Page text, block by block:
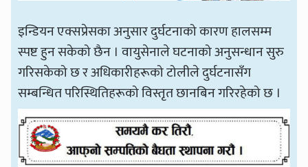
इन्डियन एक्सप्रेसका अनुसार दुर्घटनाको कारण हालसम्म
स्पष्ट हुन सकेको छैन । वायुसेनाले घटनाको अनुसन्धान सुरु
गरिसकेको छ र अधिकारीहरूको टोलीले दुर्घटनासँग
सम्बन्धित परिस्थितिहरूको विस्तृत छानबिन गरिरहेको छ ।